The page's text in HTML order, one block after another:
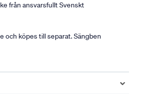
från ansvarsfullt Svenskt
och köpes till separat. Sängben